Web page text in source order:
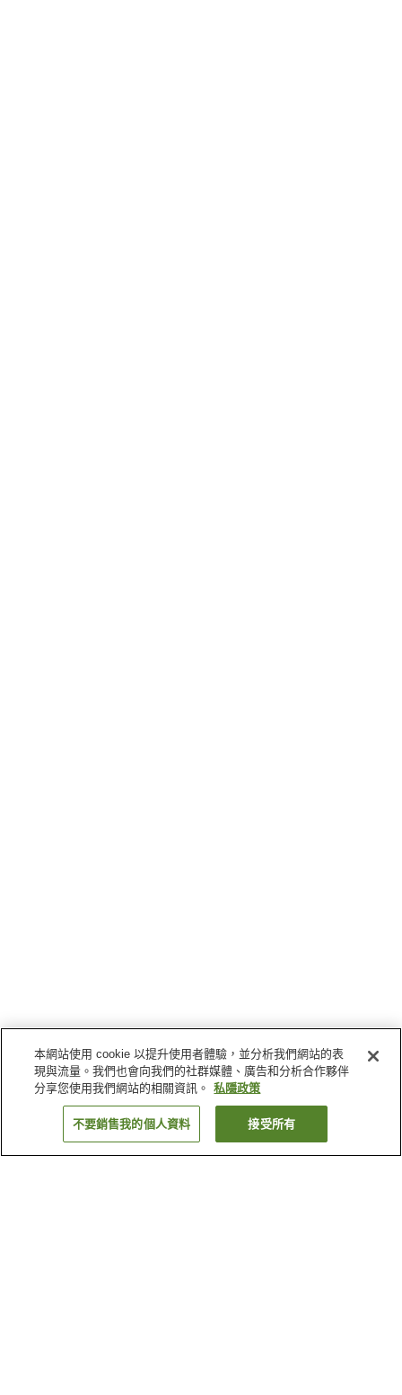
本網站使用 cookie 以提升使用者體驗，並分析我們網站的表
現與流量。我們也會向我們的社群媒體、廣告和分析合作夥伴
分享您使用我們網站的相關資訊。
私隱政策
不要銷售我的個人資料 接受所有